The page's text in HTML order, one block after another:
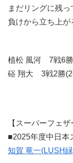
まだリングに残
負けから立ち上が
植松 風河 7戦6
硲 翔大 3戦2勝
【スーパーフェザ
■2025年度中日本
知賀 竜一(LUSH